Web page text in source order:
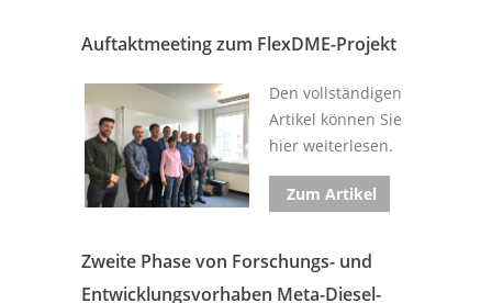
Auftaktmeeting zum FlexDME-Projekt
Den vollständigen
Artikel können Sie
hier weiterlesen.
Zum Artikel
Zweite Phase von Forschungs- und
Entwicklungsvorhaben Meta-Diesel-